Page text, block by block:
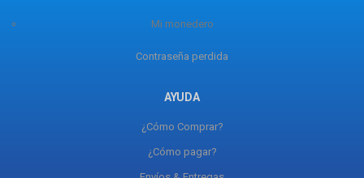
Mi monedero
Contraseña perdida
AYUDA
¿Cómo Comprar?
¿Cómo pagar?